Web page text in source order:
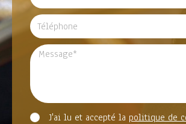
J'ai lu et accepté la politique de